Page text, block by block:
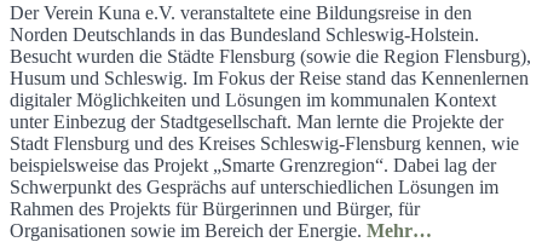
Der Verein Kuna e.V. veranstaltete eine Bildungsreise in den
Norden Deutschlands in das Bundesland Schleswig-Holstein.
Besucht wurden die Städte Flensburg (sowie die Region Flensburg),
Husum und Schleswig. Im Fokus der Reise stand das Kennenlernen
digitaler Möglichkeiten und Lösungen im kommunalen Kontext
unter Einbezug der Stadtgesellschaft. Man lernte die Projekte der
Stadt Flensburg und des Kreises Schleswig-Flensburg kennen, wie
beispielsweise das Projekt „Smarte Grenzregion“. Dabei lag der
Schwerpunkt des Gesprächs auf unterschiedlichen Lösungen im
Rahmen des Projekts für Bürgerinnen und Bürger, für
Organisationen sowie im Bereich der Energie. Mehr…